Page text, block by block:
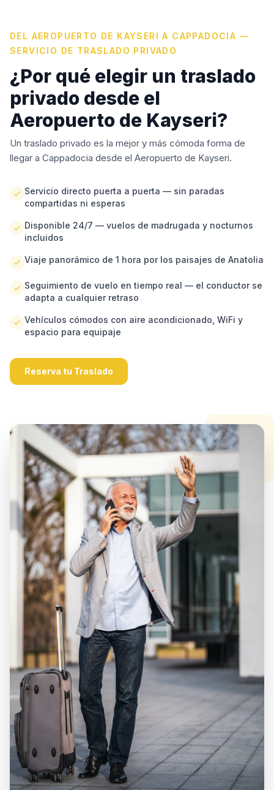
DEL AEROPUERTO DE KAYSERI A CAPPADOCIA —
SERVICIO DE TRASLADO PRIVADO
¿Por qué elegir un traslado
privado desde el
Aeropuerto de Kayseri?
Un traslado privado es la mejor y más cómoda forma de
llegar a Cappadocia desde el Aeropuerto de Kayseri.
Servicio directo puerta a puerta — sin paradas
compartidas ni esperas
Disponible 24/7 — vuelos de madrugada y nocturnos
incluidos
Viaje panorámico de 1 hora por los paisajes de Anatolia
Seguimiento de vuelo en tiempo real — el conductor se
adapta a cualquier retraso
Vehículos cómodos con aire acondicionado, WiFi y
espacio para equipaje
Reserva tu Traslado